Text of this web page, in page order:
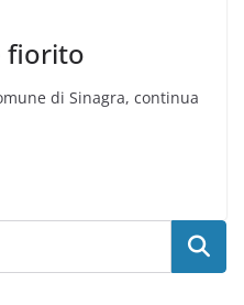
fiorito
di Sinagra, continua